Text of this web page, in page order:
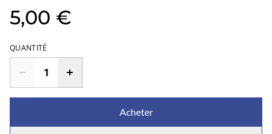
5,00 €
QUANTITÉ
Acheter